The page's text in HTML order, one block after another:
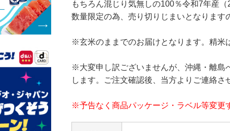
もちろん混じり気無しの100％令和7年産
数量限定の為、売り切りじまいとなります
※玄米のままでのお届けとなります。精米
※大変申し訳ございませんが、沖縄・離島
します。ご注文確認後、当方よりご連絡さ
※予告なく商品パッケージ・ラベル等変更